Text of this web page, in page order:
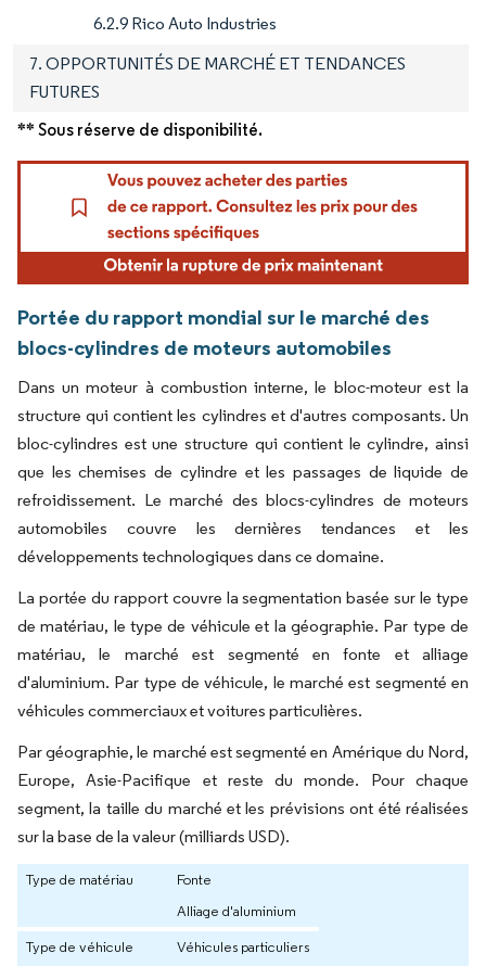
6.2.9 Rico Auto Industries
7. OPPORTUNITÉS DE MARCHÉ ET TENDANCES
FUTURES
** Sous réserve de disponibilité.
Portée du rapport mondial sur le marché des
blocs-cylindres de moteurs automobiles
Dans un moteur à combustion interne, le bloc-moteur est la
structure qui contient les cylindres et d'autres composants. Un
bloc-cylindres est une structure qui contient le cylindre, ainsi
que les chemises de cylindre et les passages de liquide de
refroidissement. Le marché des blocs-cylindres de moteurs
automobiles couvre les dernières tendances et les
développements technologiques dans ce domaine.
La portée du rapport couvre la segmentation basée sur le type
de matériau, le type de véhicule et la géographie. Par type de
matériau, le marché est segmenté en fonte et alliage
d'aluminium. Par type de véhicule, le marché est segmenté en
véhicules commerciaux et voitures particulières.
Par géographie, le marché est segmenté en Amérique du Nord,
Europe, Asie-Pacifique et reste du monde. Pour chaque
segment, la taille du marché et les prévisions ont été réalisées
sur la base de la valeur (milliards USD).
Type de matériau
Fonte
Alliage d'aluminium
Type de véhicule
Véhicules particuliers